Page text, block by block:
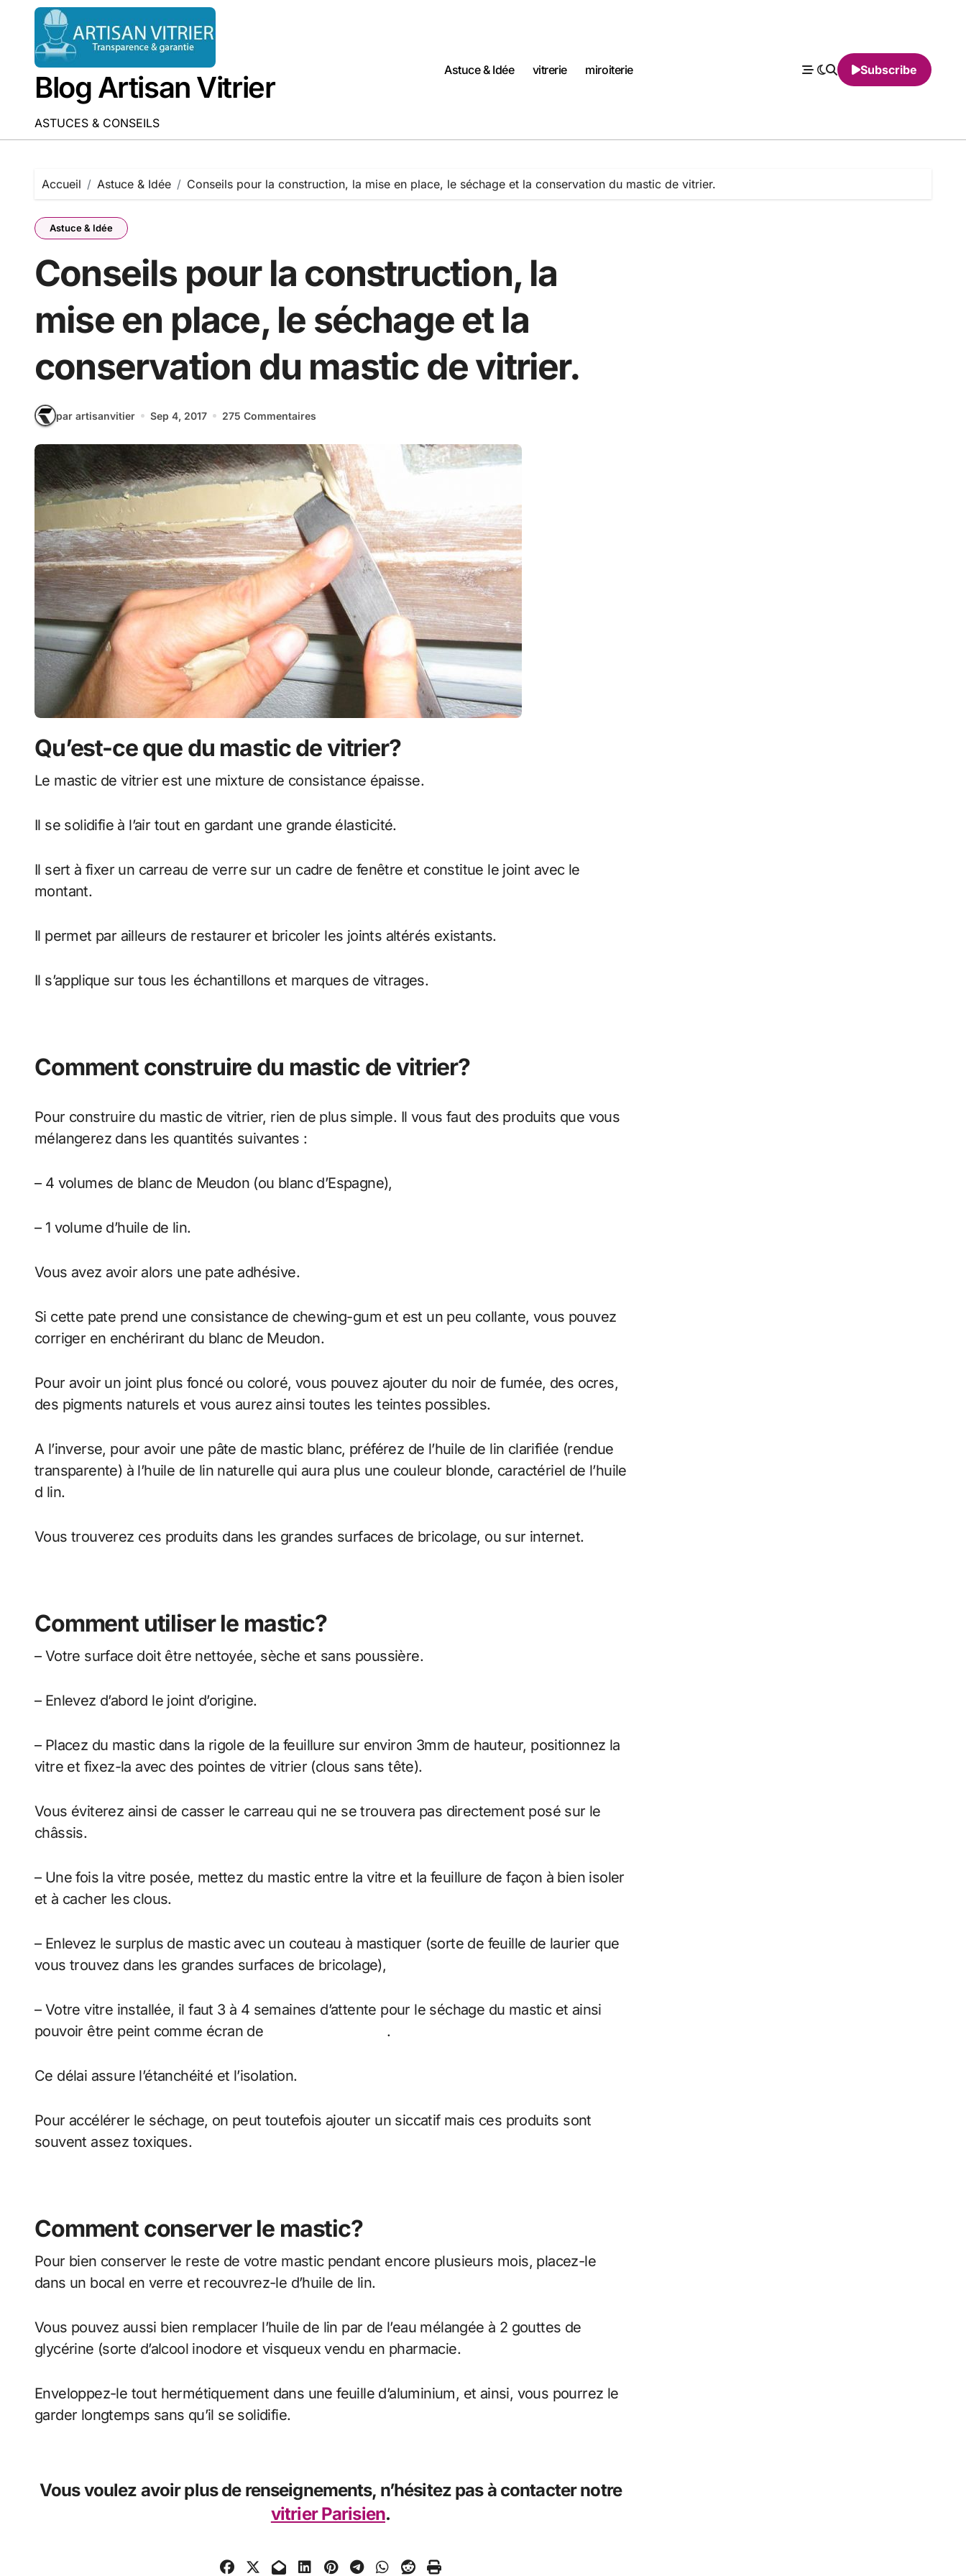
Passer
Blog Artisan Vitrier
ASTUCES & CONSEILS
Astuce & Idée vitrerie miroiterie Subscribe
Accueil Astuce & Idée Conseils pour la construction, la mise en place, le séchage et la conservation du mastic de vitrier.
Astuce & Idée
Conseils pour la construction, la
mise en place, le séchage et la
conservation du mastic de vitrier.
par artisanvitier Sep 4, 2017 275 Commentaires
Qu’est-ce que du mastic de vitrier?
Le mastic de vitrier est une mixture de consistance épaisse.
Il se solidifie à l’air tout en gardant une grande élasticité.
Il sert à fixer un carreau de verre sur un cadre de fenêtre et constitue le joint avec le
montant.
Il permet par ailleurs de restaurer et bricoler les joints altérés existants.
Il s’applique sur tous les échantillons et marques de vitrages.
Comment construire du mastic de vitrier?
Pour construire du mastic de vitrier, rien de plus simple. Il vous faut des produits que vous
mélangerez dans les quantités suivantes :
– 4 volumes de blanc de Meudon (ou blanc d’Espagne),
– 1 volume d’huile de lin.
Vous avez avoir alors une pate adhésive.
Si cette pate prend une consistance de chewing-gum et est un peu collante, vous pouvez
corriger en enchérirant du blanc de Meudon.
Pour avoir un joint plus foncé ou coloré, vous pouvez ajouter du noir de fumée, des ocres,
des pigments naturels et vous aurez ainsi toutes les teintes possibles.
A l’inverse, pour avoir une pâte de mastic blanc, préférez de l’huile de lin clarifiée (rendue
transparente) à l’huile de lin naturelle qui aura plus une couleur blonde, caractériel de l’huile
d lin.
Vous trouverez ces produits dans les grandes surfaces de bricolage, ou sur internet.
Comment utiliser le mastic?
– Votre surface doit être nettoyée, sèche et sans poussière.
– Enlevez d’abord le joint d’origine.
– Placez du mastic dans la rigole de la feuillure sur environ 3mm de hauteur, positionnez la
vitre et fixez-la avec des pointes de vitrier (clous sans tête).
Vous éviterez ainsi de casser le carreau qui ne se trouvera pas directement posé sur le
châssis.
– Une fois la vitre posée, mettez du mastic entre la vitre et la feuillure de façon à bien isoler
et à cacher les clous.
– Enlevez le surplus de mastic avec un couteau à mastiquer (sorte de feuille de laurier que
vous trouvez dans les grandes surfaces de bricolage),
– Votre vitre installée, il faut 3 à 4 semaines d’attente pour le séchage du mastic et ainsi
pouvoir être peint comme écran de
.
Ce délai assure l’étanchéité et l’isolation.
Pour accélérer le séchage, on peut toutefois ajouter un siccatif mais ces produits sont
souvent assez toxiques.
Comment conserver le mastic?
Pour bien conserver le reste de votre mastic pendant encore plusieurs mois, placez-le
dans un bocal en verre et recouvrez-le d’huile de lin.
Vous pouvez aussi bien remplacer l’huile de lin par de l’eau mélangée à 2 gouttes de
glycérine (sorte d’alcool inodore et visqueux vendu en pharmacie.
Enveloppez-le tout hermétiquement dans une feuille d’aluminium, et ainsi, vous pourrez le
garder longtemps sans qu’il se solidifie.
Vous voulez avoir plus de renseignements, n’hésitez pas à contacter notre
vitrier Parisien.